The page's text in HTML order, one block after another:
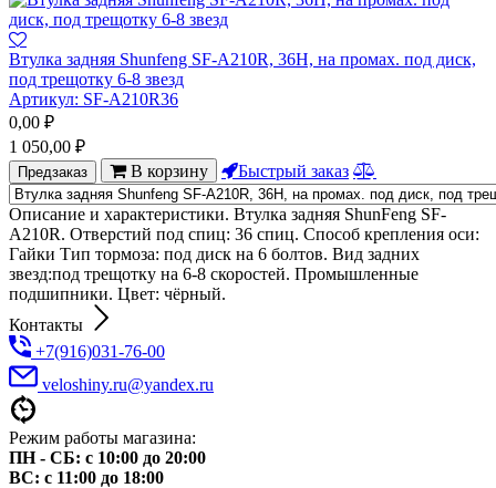
Втулка задняя Shunfeng SF-A210R, 36H, на промах. под диск,
под трещотку 6-8 звезд
Артикул: SF-A210R36
0,00 ₽
1 050,00 ₽
Предзаказ В корзину Быстрый заказ
Описание и характеристики. Втулка задняя ShunFeng SF-
A210R. Отверстий под спиц: 36 спиц. Способ крепления оси:
Гайки Тип тормоза: под диск на 6 болтов. Вид задних
звезд:под трещотку на 6-8 скоростей. Промышленные
подшипники. Цвет: чёрный.
Контакты
+7(916)031-76-00
veloshiny.ru@yandex.ru
Режим работы магазина:
ПН - СБ: с 10:00 до 20:00
ВС: с 11:00 до 18:00